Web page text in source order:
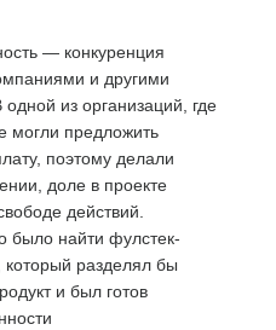
— конкуренция
и другими
из организаций, где
могли предложить
поэтому делали
доле в проекте
действий.
было найти фулстек-
который разделял бы
и был готов